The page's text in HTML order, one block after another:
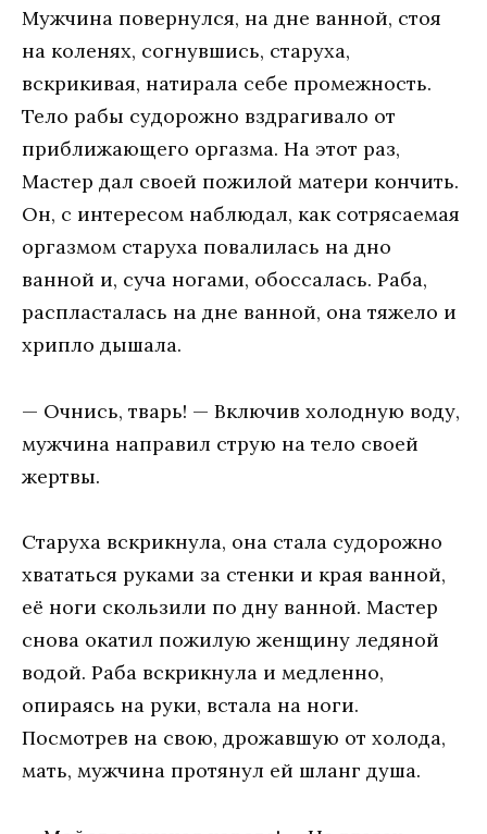
Мужчина повернулся, на дне ванной, стоя
на коленях, согнувшись, старуха,
вскрикивая, натирала себе промежность.
Тело рабы судорожно вздрагивало от
приближающего оргазма. На этот раз,
Мастер дал своей пожилой матери кончить.
Он, с интересом наблюдал, как сотрясаемая
оргазмом старуха повалилась на дно
ванной и, суча ногами, обоссалась. Раба,
распласталась на дне ванной, она тяжело и
хрипло дышала.
— Очнись, тварь! — Включив холодную воду,
мужчина направил струю на тело своей
жертвы.
Старуха вскрикнула, она стала судорожно
хвататься руками за стенки и края ванной,
её ноги скользили по дну ванной. Мастер
снова окатил пожилую женщину ледяной
водой. Раба вскрикнула и медленно,
опираясь на руки, встала на ноги.
Посмотрев на свою, дрожавшую от холода,
мать, мужчина протянул ей шланг душа.